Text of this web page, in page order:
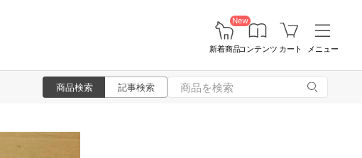
New
新着商品コンテンツ カート メニュー
商品検索 記事検索